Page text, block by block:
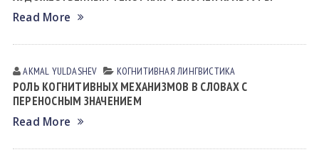
Read More
AKMAL YULDASHEV КОГНИТИВНАЯ ЛИНГВИСТИКА
РОЛЬ КОГНИТИВНЫХ МЕХАНИЗМОВ В СЛОВАХ С
ПЕРЕНОСНЫМ ЗНАЧЕНИЕМ
Read More